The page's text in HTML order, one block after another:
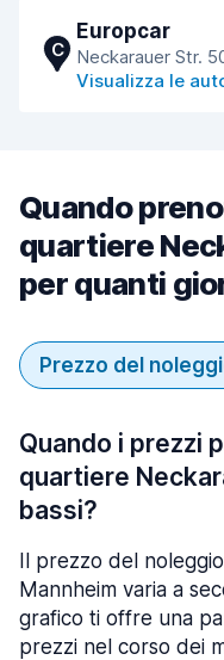
C
Europcar
Neckarauer Str.
Visualizza le
Quando
quartiere
per quanti
Prezzo del
Quando i prezzi
quartiere
bassi?
Il prezzo del
Mannheim varia a
grafico ti offre una
prezzi nel corso dei